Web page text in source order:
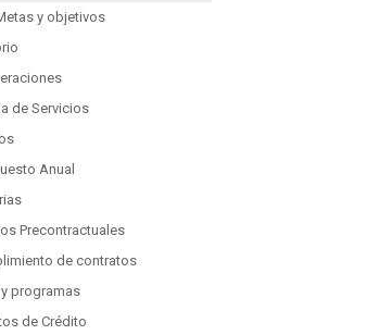
y objetivos
de Servicios
Anual
Precontractuales
de contratos
y programas
de Crédito